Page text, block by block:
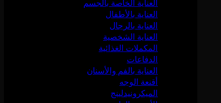
العناية الخاصة بالجسم
العناية بالأطفال
العناية بالرجال
العناية الشخصية
المكملات الغذائية
الدفاعات
العناية بالفم والأسنان
أقنعة الوجه
الميكرونيدلينج